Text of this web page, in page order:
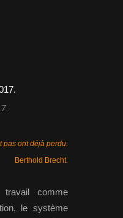
pas ont déjà perdu.
Berthold Brecht.
comme
le système